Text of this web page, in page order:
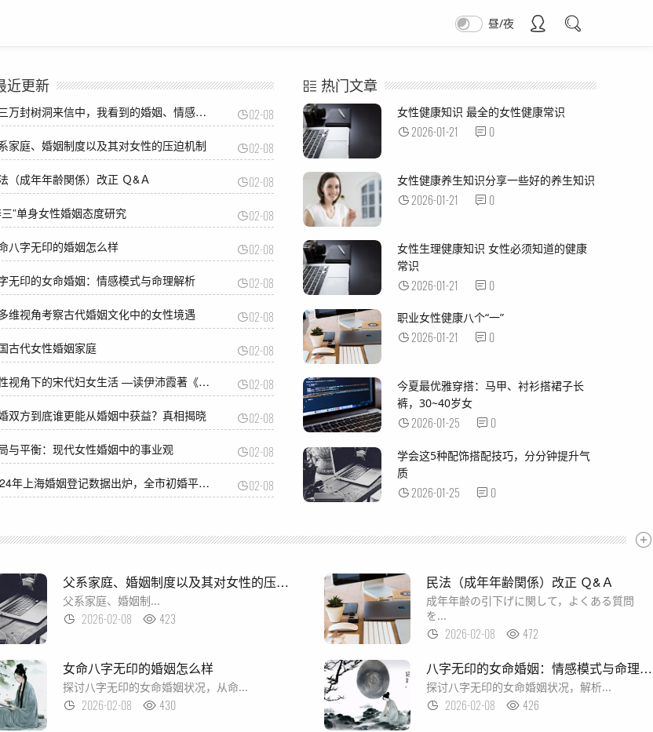
昼/夜
一波Dribble大神Tercbio的Logo作品
近更新
封树洞来信中，我看到的婚姻、情感和女性觉醒 ｜ 正午 02-08
家庭、婚姻制度以及其对女性的压迫机制 02-08
（成年年齢関係）改正 Ｑ&Ａ 02-08
三”单身女性婚姻态度研究 02-08
八字无印的婚姻怎么样 02-08
无印的女命婚姻：情感模式与命理解析 02-08
维视角考察古代婚姻文化中的女性境遇 02-08
古代女性婚姻家庭 02-08
角下的宋代妇女生活 —读伊沛霞著《内闱——宋代的婚姻和妇女生活》 02-08
双方到底谁更能从婚姻中获益？真相揭晓 02-08
与平衡：现代女性婚姻中的事业观 02-08
年上海婚姻登记数据出炉，全市初婚平均年龄30.1岁 02-08
热门文章
女性健康知识 最全的女性健康常识
2026-01-21 0
女性健康养生知识分享一些好的养生知识
2026-01-21 0
女性生理健康知识 女性必须知道的健康
常识
2026-01-21 0
职业女性健康八个“一”
2026-01-21 0
今夏最优雅穿搭：马甲、衬衫搭裙子长
裤，30~40岁女
2026-01-25 0
学会这5种配饰搭配技巧，分分钟提升气
质
2026-01-25 0
父系家庭、婚姻制度以及其对女性的压迫机制
父系家庭、婚姻制...
2026-02-08 423
民法（成年年齢関係）改正 Ｑ&Ａ
成年年齢の引下げに関して，よくある質問
を...
2026-02-08 472
女命八字无印的婚姻怎么样
探讨八字无印的女命婚姻状况，从命...
2026-02-08 430
八字无印的女命婚姻：情感模式与命理解析
探讨八字无印的女命婚姻状况，解析...
2026-02-08 426